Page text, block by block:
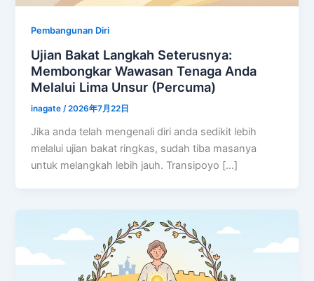
Pembangunan Diri
Ujian Bakat Langkah Seterusnya:
Membongkar Wawasan Tenaga Anda
Melalui Lima Unsur (Percuma)
inagate /2026年7月22日
Jika anda telah mengenali diri anda sedikit lebih
melalui ujian bakat ringkas, sudah tiba masanya
untuk melangkah lebih jauh. Transipoyo […]